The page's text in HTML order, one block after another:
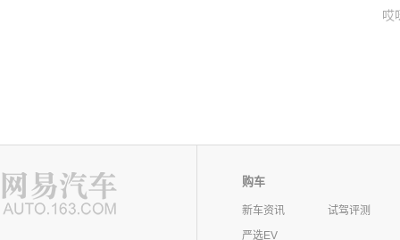
哎
购车
新车资讯
试驾评测
严选EV